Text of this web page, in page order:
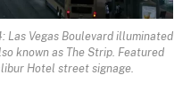
Las Vegas Boulevard illuminated
known as The Strip. Featured
Hotel street signage.